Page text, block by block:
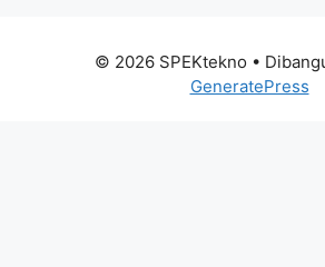
© 2026 SPEKtekno •
GeneratePress